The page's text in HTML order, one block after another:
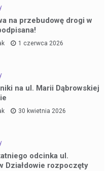
na przebudowę drogi w
1 czerwca 2026
na ul. Marii Dąbrowskiej
30 kwietnia 2026
odcinka ul.
Działdowie rozpoczęty